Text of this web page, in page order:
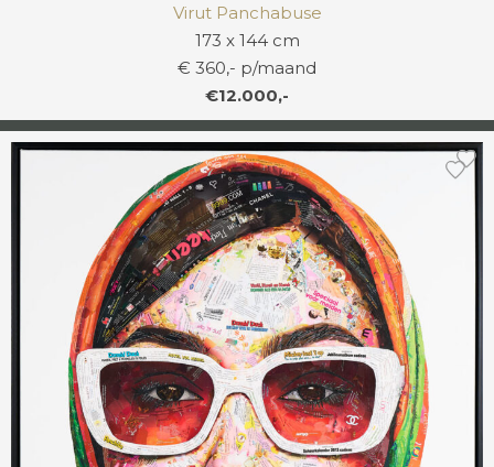
Virut Panchabuse
173 x 144 cm
€ 360,- p/maand
€12.000,-